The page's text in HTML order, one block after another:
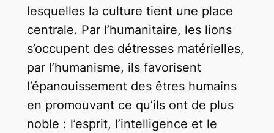
lesquelles la culture tient une place
centrale. Par l’humanitaire, les lions
s’occupent des détresses matérielles,
par l’humanisme, ils favorisent
l’épanouissement des êtres humains
en promouvant ce qu’ils ont de plus
noble : l’esprit, l’intelligence et le